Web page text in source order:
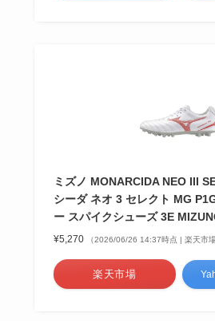
ミズノ MONARCIDA NEO III
シーダ ネオ 3 セレクト MG
ー スパイクシューズ 3E
¥5,270 （2026/06/26 14:37時点 | 楽天市場
楽天市場